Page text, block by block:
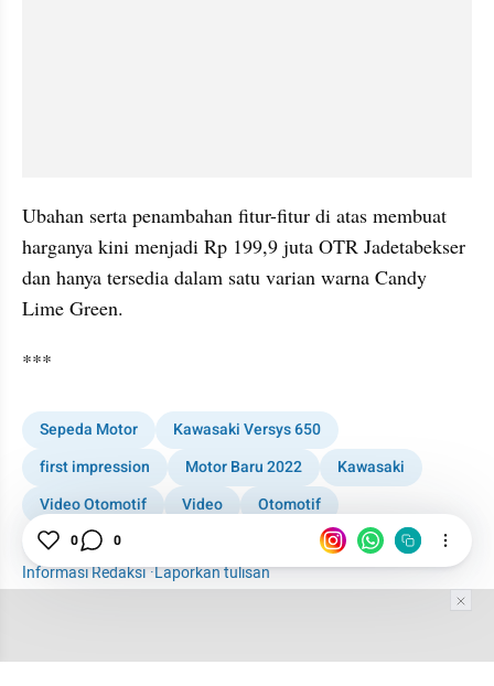
Ubahan serta penambahan fitur-fitur di atas membuat
harganya kini menjadi Rp 199,9 juta OTR Jadetabekser
dan hanya tersedia dalam satu varian warna Candy
Lime Green.
***
Sepeda Motor
Kawasaki Versys 650
first impression
Motor Baru 2022
Kawasaki
Video Otomotif
Video
Otomotif
Kawasaki Indonesia
Informasi Redaksi·Laporkan tulisan
0 0